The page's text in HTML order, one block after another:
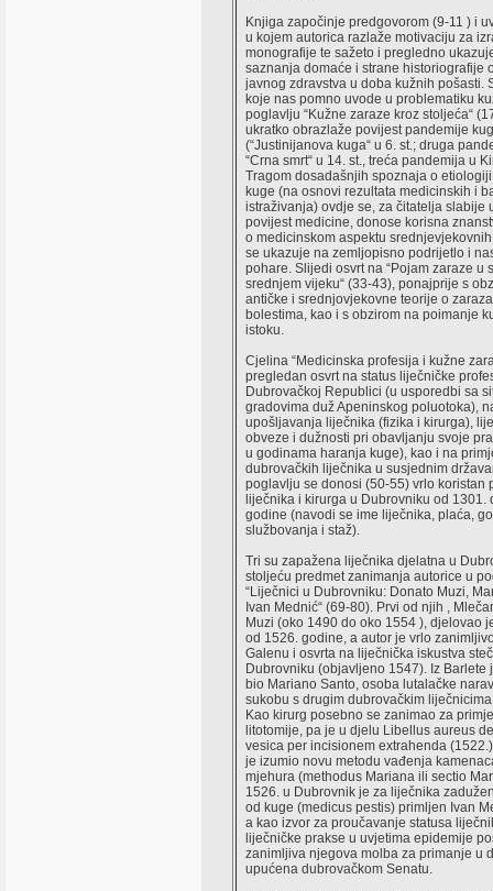
Knjiga započinje predgovorom (9-11 ) i
u kojem autorica razlaže motivaciju za
monografije te sažeto i pregledno
saznanja domaće i strane historiografije
javnog zdravstva u doba kužnih pošasti.
koje nas pomno uvode u problematiku
poglavlju “Kužne zaraze kroz stoljeća“
ukratko obrazlaže povijest pandemije
(“Justinijanova kuga“ u 6. st.; druga
“Crna smrt“ u 14. st., treća pandemija u
Tragom dosadašnjih spoznaja o
kuge (na osnovi rezultata medicinskih i
istraživanja) ovdje se, za čitatelja slabije
povijest medicine, donose korisna
o medicinskom aspektu
se ukazuje na zemljopisno podrijetlo i
pohare. Slijedi osvrt na “Pojam zaraze u
srednjem vijeku“ (33-43), ponajprije s
antičke i srednjovjekovne teorije o
bolestima, kao i s obzirom na poimanje
istoku.
Cjelina “Medicinska profesija i kužne
pregledan osvrt na status liječničke
Dubrovačkoj Republici (u usporedbi sa
gradovima duž Apeninskog poluotoka),
upošljavanja liječnika (fizika i kirurga),
obveze i dužnosti pri obavljanju svoje
u godinama haranja kuge), kao i na
dubrovačkih liječnika u susjednim
poglavlju se donosi (50-55) vrlo koristan
liječnika i kirurga u Dubrovniku od 1301.
godine (navodi se ime liječnika, plaća,
službovanja i staž).
Tri su zapažena liječnika djelatna u
stoljeću predmet zanimanja autorice u
“Liječnici u Dubrovniku: Donato Muzi,
Ivan Mednić“ (69-80). Prvi od njih ,
Muzi (oko 1490 do oko 1554 ), djelovao
od 1526. godine, a autor je vrlo
Galenu i osvrta na liječnička iskustva
Dubrovniku (objavljeno 1547). Iz Barlete
bio Mariano Santo, osoba lutalačke
sukobu s drugim dubrovačkim
Kao kirurg posebno se zanimao za
litotomije, pa je u djelu Libellus aureus
vesica per incisionem extrahenda
je izumio novu metodu vađenja
mjehura (methodus Mariana ili sectio
1526. u Dubrovnik je za liječnika
od kuge (medicus pestis) primljen Ivan
a kao izvor za proučavanje statusa
liječničke prakse u uvjetima epidemije
zanimljiva njegova molba za primanje u
upućena dubrovačkom Senatu.